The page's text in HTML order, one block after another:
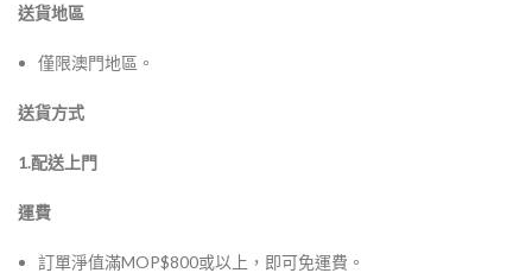
送貨地區
僅限澳門地區。
送貨方式
1.配送上門
運費
訂單淨值滿MOP$800或以上，即可免運費。